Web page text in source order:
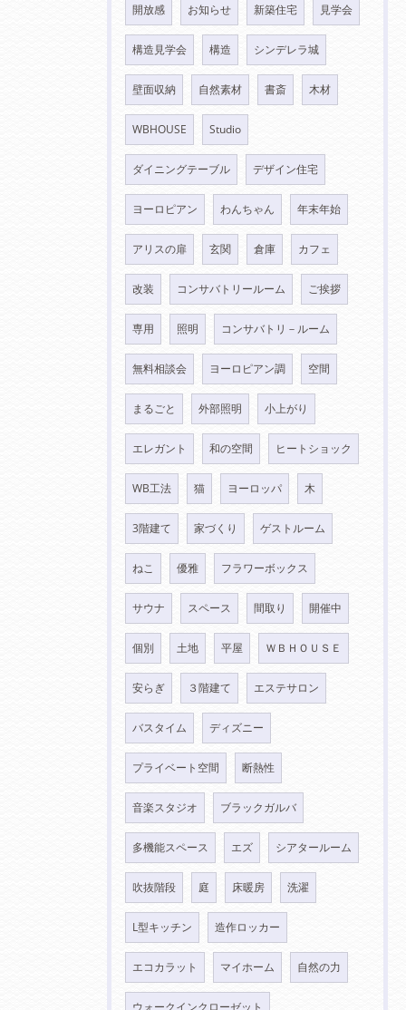
開放感 お知らせ 新築住宅 見学会
構造見学会 構造 シンデレラ城
壁面収納 自然素材 書斎 木材
WBHOUSE Studio
ダイニングテーブル デザイン住宅
ヨーロピアン わんちゃん 年末年始
アリスの扉 玄関 倉庫 カフェ
改装 コンサバトリールーム ご挨拶
専用 照明 コンサバトリ－ルーム
無料相談会 ヨーロピアン調 空間
まるごと 外部照明 小上がり
エレガント 和の空間 ヒートショック
WB工法 猫 ヨーロッパ 木
3階建て 家づくり ゲストルーム
ねこ 優雅 フラワーボックス
サウナ スペース 間取り 開催中
個別 土地 平屋 ＷＢＨＯＵＳＥ
安らぎ ３階建て エステサロン
バスタイム ディズニー
プライベート空間 断熱性
音楽スタジオ ブラックガルバ
多機能スペース エズ シアタールーム
吹抜階段 庭 床暖房 洗濯
L型キッチン 造作ロッカー
エコカラット マイホーム 自然の力
ウォークインクローゼット